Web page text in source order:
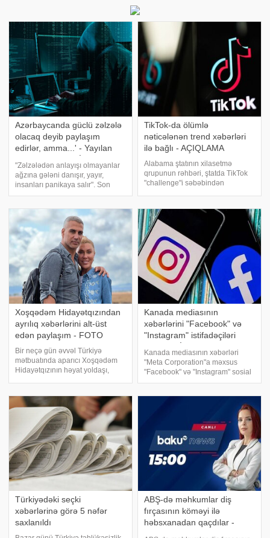
nümayəndələri üçün saxta
xəbərlərl
Azərbaycanda güclü zəlzələ
olacaq deyib paylaşım
edirlər, amma...' - Yayılan
"Zəlzələdən anlayışı olmayanlar
ağzına gələni danışır, yayır,
insanları panikaya salır". Son
zamanlar Azərbaycanda baş
təşvişə səbəb olub. Bundan
istifadə edən bəzi sosial şəbək
TikTok-da ölümlə
nəticələnən trend xəbərləri
ilə bağlı - AÇIQLAMA
Alabama ştatının xilasetmə
qrupunun rəhbəri, ştatda TikTok
"challenge"i səbəbindən
verir ki, Childersburq Xilasetmə
Qrupunun kapitanı Cim Dennis
qey
Xoşqədəm Hidayətqızından
ayrılıq xəbərlərini alt-üst
edən paylaşım - FOTO
Bir neçə gün əvvəl Türkiyə
mətbuatında aparıcı Xoşqədəm
Hidayətqızının həyat yoldaşı,
ki, Hidayətqızı sosial şəbəkə
paylaşımı ilə ayrılıq xəbərlərini
Kanada mediasının
xəbərlərini "Facebook" və
"Instagram" istifadəçiləri
Kanada mediasının xəbərləri
"Meta Corporation"a məxsus
"Facebook" və "Instagram" sosial
şəbəkələrinin istifadəçiləri üçün
Türkiyədəki seçki
xəbərlərinə görə 5 nəfər
saxlanıldı
ABŞ-də məhkumlar diş
fırçasının köməyi ilə
həbsxanadan qaçdılar -